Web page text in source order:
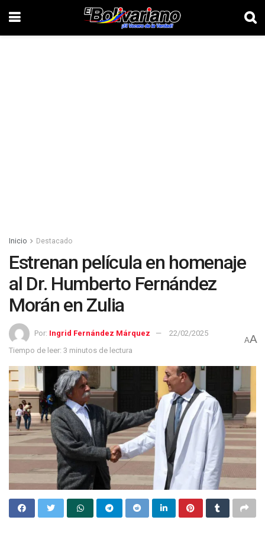
Inicio Destacado
Estrenan película en homenaje
al Dr. Humberto Fernández
Morán en Zulia
Por: Ingrid Fernández Márquez
22/02/2025
Tiempo de leer: 3 minutos de lectura
AA